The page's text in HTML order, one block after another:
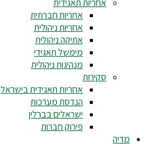
אחריות תאגידית
אחריות חברתית
אחריות ניהולית
אתיקה ניהולית
מימשל תאגידי
מנהיגות ניהולית
סקירות
אחריות תאגידית בישראל
הנדסת מערכות
ישראלים בברלין
פירוק חברות
מדיה